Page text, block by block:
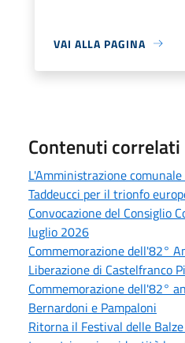
VAI ALLA PAGINA
Contenuti correlati
L'Amministrazione
Taddeucci per il trionfo
Convocazione del Consiglio
luglio 2026
Commemorazione dell'82°
Liberazione di Castelfranco
Commemorazione dell'82°
Bernardoni e Pampaloni
Ritorna il Festival delle